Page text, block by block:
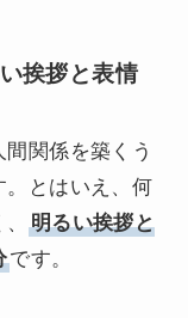
挨拶と表情
関係を築くう
。とはいえ、何
明るい挨拶と
です。